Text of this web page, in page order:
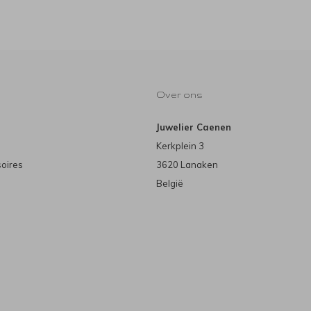
Over ons
Juwelier Caenen
Kerkplein 3
3620 Lanaken
België